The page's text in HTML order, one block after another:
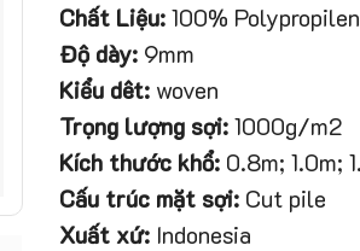
Chất Liệu:100% Polypropilen
Độ dày:9mm
Kiểu dêt:woven
Trọng lượng sợi:1000g/m2
Kích thước khổ:0.8m; 1.0m;
Cấu trúc mặt sợi:Cut pile
Xuất xứ:Indonesia